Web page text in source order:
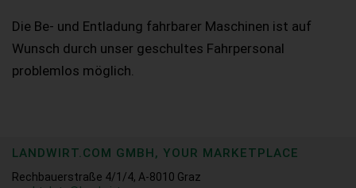
Die Be- und Entladung fahrbarer Maschinen ist auf
Wunsch durch unser geschultes Fahrpersonal
problemlos möglich.
LANDWIRT.COM GMBH, YOUR MARKETPLACE
Rechbauerstraße 4/1/4, A-8010 Graz